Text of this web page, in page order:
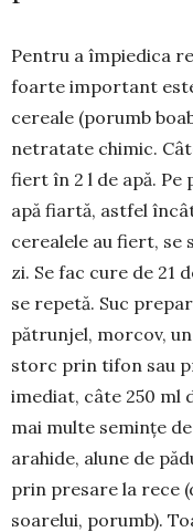
Pentru a împiedica
foarte important
cereale (po­rumb
netratate chi­mic.
fiert în 2 l de apă. Pe
apă fiartă, ast­fel
cerealele au fiert, se
zi. Se fac cure de 21
se repetă. Suc
pătrunjel, mor­cov,
storc prin tifon sau
imediat, câte 250 ml
mai multe se­mințe
arahide, alune de
prin pre­sare la rece
soarelui, porumb).